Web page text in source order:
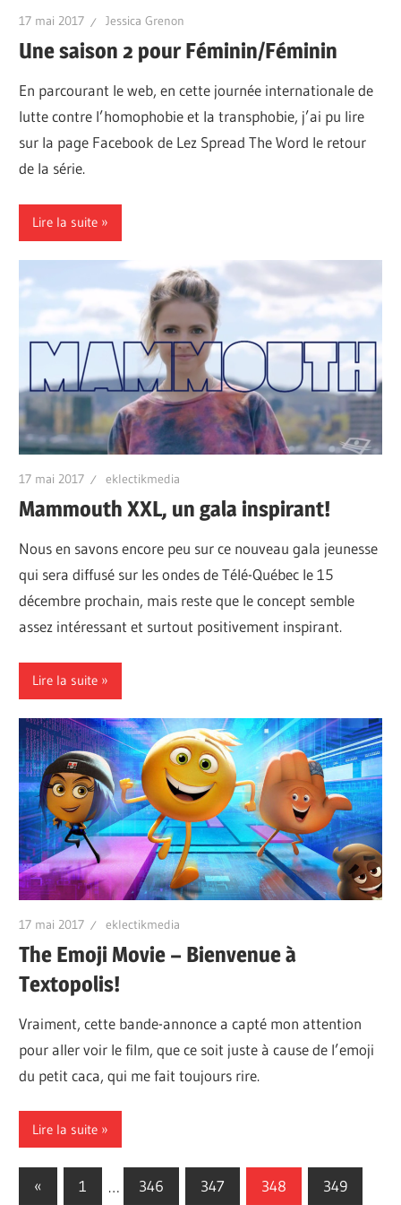
17 mai 2017 Jessica Grenon
Une saison 2 pour Féminin/Féminin
En parcourant le web, en cette journée internationale de
lutte contre l’homophobie et la transphobie, j’ai pu lire
sur la page Facebook de Lez Spread The Word le retour
de la série.
Lire la suite
17 mai 2017 eklectikmedia
Mammouth XXL, un gala inspirant!
Nous en savons encore peu sur ce nouveau gala jeunesse
qui sera diffusé sur les ondes de Télé-Québec le 15
décembre prochain, mais reste que le concept semble
assez intéressant et surtout positivement inspirant.
Lire la suite
17 mai 2017 eklectikmedia
The Emoji Movie – Bienvenue à
Textopolis!
Vraiment, cette bande-annonce a capté mon attention
pour aller voir le film, que ce soit juste à cause de l’emoji
du petit caca, qui me fait toujours rire.
Lire la suite
Pagination
« Previous
1 … 346 347 348 349